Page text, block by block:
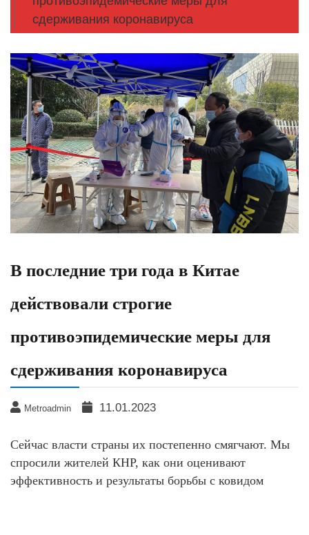
сдерживания коронавируса
В последние три года в Китае
действовали строгие
противоэпидемические меры для
сдерживания коронавируса
Metroadmin 11.01.2023
Сейчас власти страны их постепенно смягчают. Мы
спросили жителей КНР, как они оценивают
эффективность и результаты борьбы с ковидом